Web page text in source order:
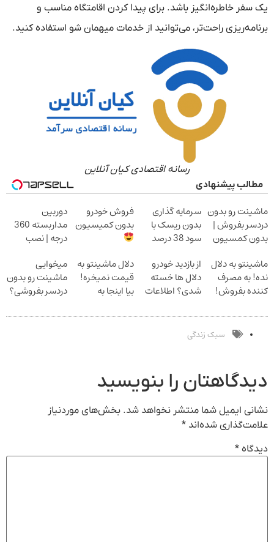
یک سفر خاطره‌انگیز باشد. برای پیدا کردن اقامتگاه مناسب و
برنامه‌ریزی راحت‌تر، می‌توانید از خدمات میهمان شو استفاده کنید.
رسانه اقتصادی کیان آنلاین
مطالب پیشنهادی
ماشینت رو بدون
دردسر بفروش |
بدون کمسیون
سرمایه گذاری
بدون ریسک با
سود 38 درصد
فروش خودرو
بدون کمیسیون
دوربین
مداربسته 360
درجه | نصب
ماشینتو به دلال
نده! به مصرف
کننده بفروش!
یک تماس
از بازدید خودرو
دلال ها خسته
شدی؟ اطلاعات
ثبت کن
دلال ماشینتو به
قیمت نمیخره!
بیا اینجا به
بفروش*فقط
میخوایی
ماشینت رو بدون
دردسر بفروشی؟
سبک زندگی
دیدگاهتان را بنویسید
نشانی ایمیل شما منتشر نخواهد شد. بخش‌های موردنیاز
علامت‌گذاری شده‌اند *
دیدگاه *